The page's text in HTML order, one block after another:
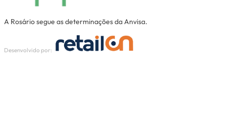
A Rosário segue as determinações da Anvisa.
Desenvolvido por: